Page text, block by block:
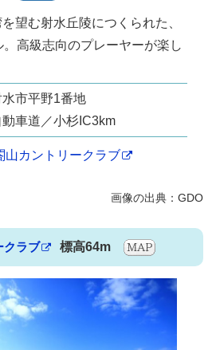
望む射水丘陵につくられた、
高級志向のプレーヤーが楽し
水市平野1番地
動車道／小杉IC3km
山カントリークラブ
クラブ 標高64m